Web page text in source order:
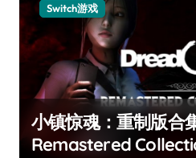
Switch游戏
小镇惊魂：重制版合
Remastered